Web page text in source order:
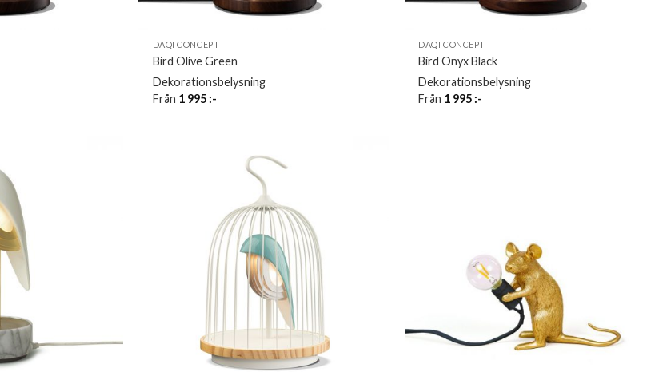
DAQI CONCEPT
Bird Olive Green
Dekorationsbelysning
Från 1 995 :-
DAQI CONCEPT
Bird Onyx Black
Dekorationsbelysning
Från 1 995 :-